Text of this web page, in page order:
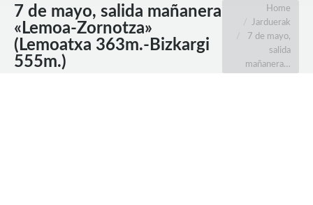
7 de mayo, salida mañanera
«Lemoa-Zornotza»
(Lemoatxa 363m.-Bizkargi
555m.)
You are here:
Home
Jarduerak
7 de mayo,
salida
mañanera…